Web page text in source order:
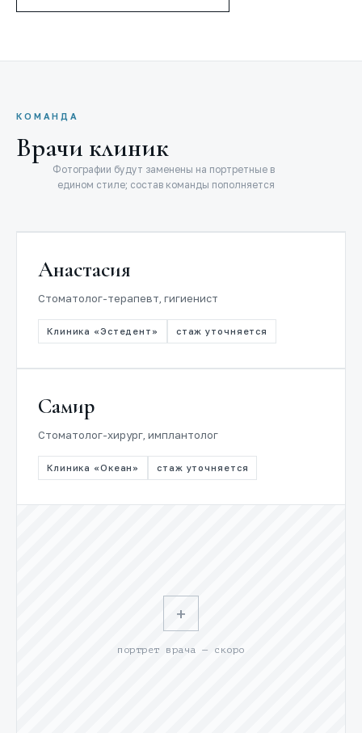
КОМАНДА
Врачи клиник
Фотографии будут заменены на портретные в
едином стиле; состав команды пополняется
Анастасия
Стоматолог-терапевт, гигиенист
Клиника «Эстедент» стаж уточняется
Самир
Стоматолог-хирург, имплантолог
Клиника «Океан» стаж уточняется
+
портрет врача — скоро